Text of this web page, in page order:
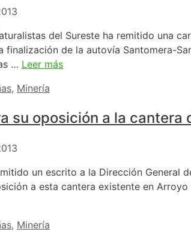
del Sureste ha remitido una
finalización de la autovía Santomera-
… Leer más
, Minería
su oposición a la
un escrito a la Dirección General
a esta cantera existente en
, Minería